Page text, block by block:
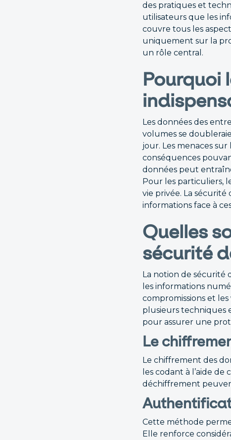
des pratiques et
utilisateurs que les
couvre tous les
uniquement sur la
un rôle central.
Pourquoi
Les données des
volumes se
jour. Les menaces
conséquences
données peut
Pour les particuliers,
vie privée. La
informations face à
Quelles
sécurité
La notion de sécurité
les informations
compromissions et
plusieurs techniques
pour assurer une
Le
Le chiffrement des
les codant à l’aide
déchiffrement
Cette méthode
Elle renforce